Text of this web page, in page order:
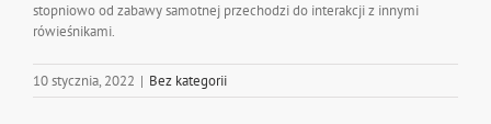
stopniowo od zabawy samotnej przechodzi do interakcji z innymi
rówieśnikami.
10 stycznia, 2022 | Bez kategorii